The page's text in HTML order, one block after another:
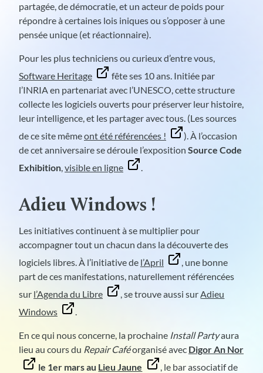
partagée, de démocratie, et un acteur de poids pour
répondre à certaines lois iniques ou s’opposer à une
pensée unique (et réactionnaire).
Pour les plus techniciens ou curieux d’entre vous,
Software Heritage
fête ses 10 ans. Initiée par
l’INRIA en partenariat avec l’UNESCO, cette structure
collecte les logiciels ouverts pour préserver leur histoire,
leur intelligence, et les partager avec tous. (Les sources
de ce site mêmeont été référencées !
). À l’occasion
de cet anniversaire se déroule l’exposition Source Code
Exhibition visible en ligne
Adieu Windows !
Les initiatives continuent à se multiplier pour
accompagner tout un chacun dans la découverte des
logiciels libres. À l’initiative de l’April
, une bonne
part de ces manifestations, naturellement référencées
sur l’Agenda du Libre , se trouve aussi surAdieu
Windows
.
En ce qui nous concerne, la prochaine Install Partyaura
lieu au cours du Repair Caféorganisé avec Digor An Nor
le 1er mars au Lieu Jaune
, le bar associatif de